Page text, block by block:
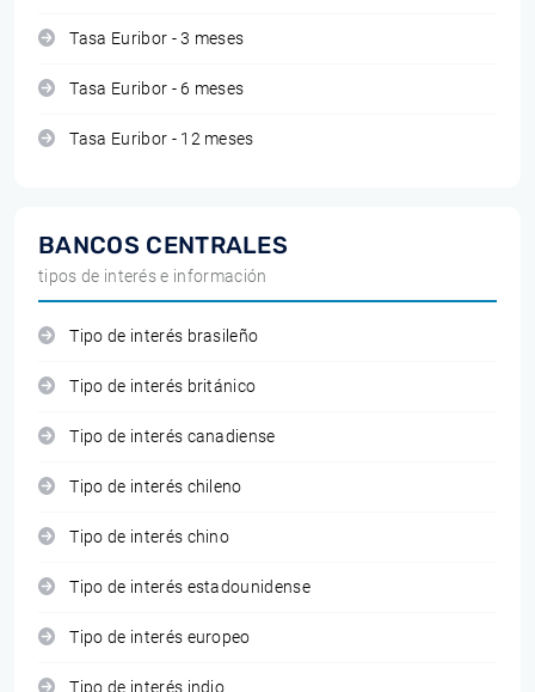
Tasa Euribor - 3 meses
Tasa Euribor - 6 meses
Tasa Euribor - 12 meses
BANCOS CENTRALES
tipos de interés e información
Tipo de interés brasileño
Tipo de interés británico
Tipo de interés canadiense
Tipo de interés chileno
Tipo de interés chino
Tipo de interés estadounidense
Tipo de interés europeo
Tipo de interés indio